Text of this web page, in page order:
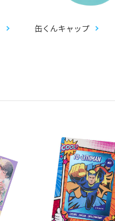
缶くんキャップ